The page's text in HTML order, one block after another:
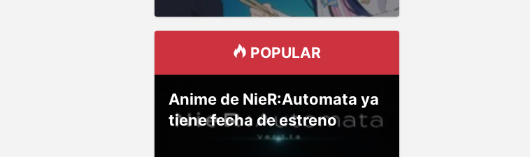
POPULAR
Anime de NieR:Automata ya
tiene fecha de estreno